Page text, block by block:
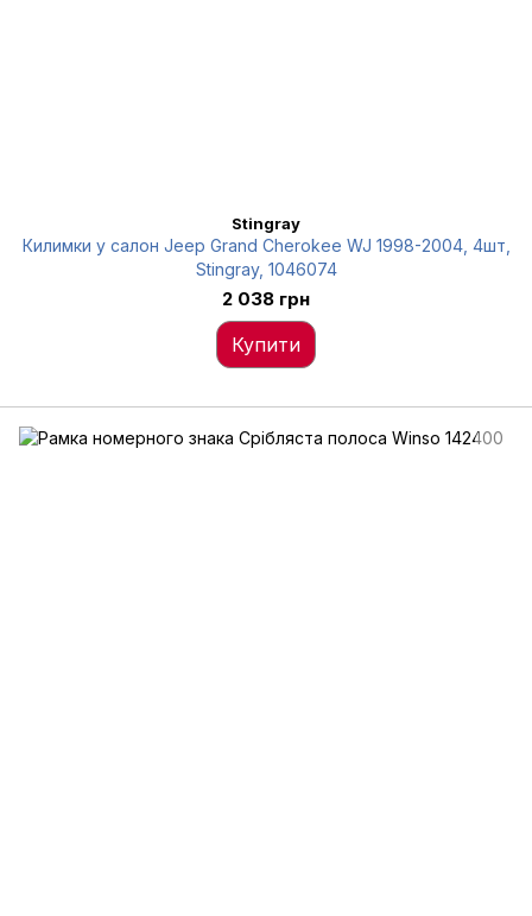
Stingray
Килимки у салон Jeep Grand Cherokee WJ 1998-2004, 4шт,
Stingray, 1046074
2 038 грн
Купити